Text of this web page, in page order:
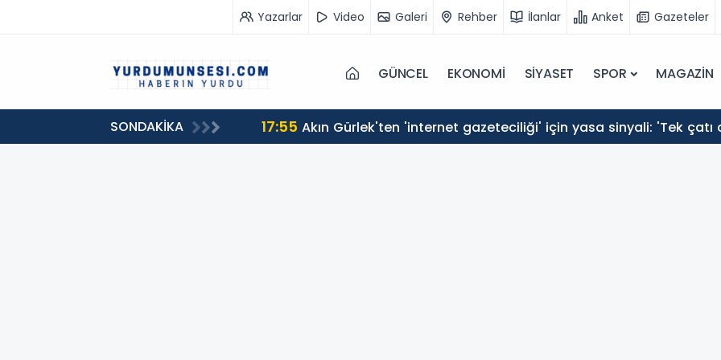
Yazarlar Video Galeri Rehber İlanlar Anket Gazeteler
GÜNCEL EKONOMİ SİYASET SPOR MAGAZİN
SONDAKİKA 17:55 Akın Gürlek'ten 'internet gazeteciliği' için yasa sinyali: 'Tek çatı